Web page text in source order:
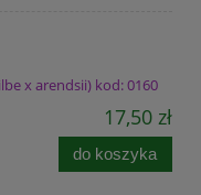
x arendsii) kod: 0160
17,50 zł
do koszyka